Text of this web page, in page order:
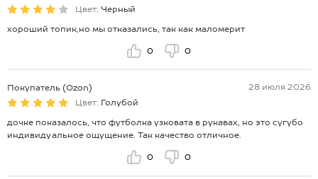
Цвет: Черный
хороший топик,но мы отказались, так как маломерит
0 0
Покупатель (Ozon)
28 июля 2026
Цвет: Голубой
дочке показалось, что футболка узковата в рукавах, но это сугубо
индивидуальное ощущение. Так качество отличное.
0 0